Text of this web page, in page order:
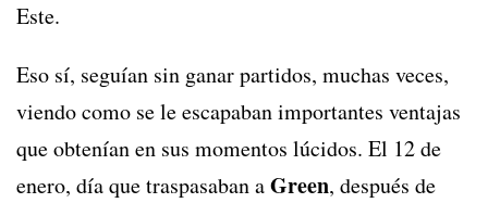
Este.
Eso sí, seguían sin ganar partidos, muchas veces,
viendo como se le escapaban importantes ventajas
que obtenían en sus momentos lúcidos. El 12 de
enero, día que traspasaban aGreen, después de